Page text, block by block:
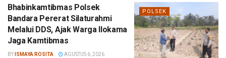
POLSEK
Bhabinkamtibmas Polsek
Bandara Pererat Silaturahmi
Melalui DDS, Ajak Warga Ilokama
Jaga Kamtibmas
BY ISMAYA ROSITA AGUSTUS 6, 2026